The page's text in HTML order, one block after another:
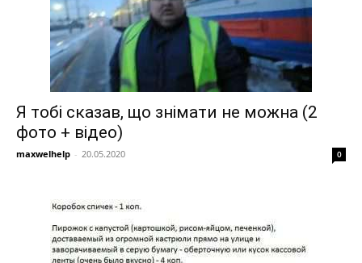
Я тобі сказав, що знімати не можна (2
фото + відео)
maxwelhelp - 20.05.2020 0